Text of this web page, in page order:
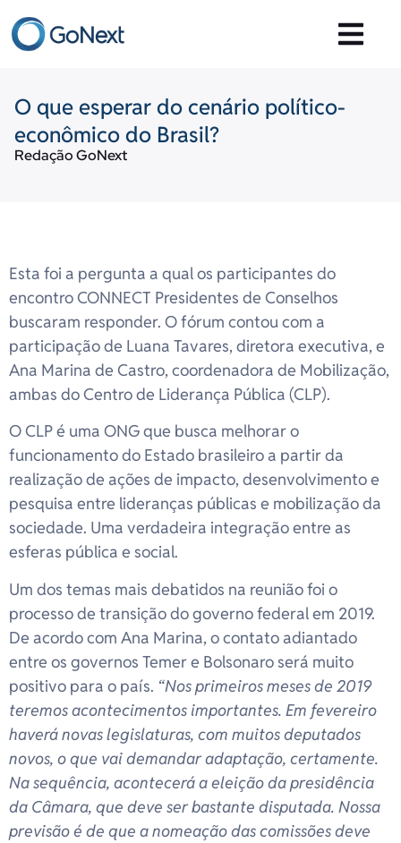
O que esperar do cenário político-
econômico do Brasil?
Redação GoNext
Esta foi a pergunta a qual os participantes do
encontro CONNECT Presidentes de Conselhos
buscaram responder. O fórum contou com a
participação de Luana Tavares, diretora executiva, e
Ana Marina de Castro, coordenadora de Mobilização,
ambas do Centro de Liderança Pública (CLP).
O CLP é uma ONG que busca melhorar o
funcionamento do Estado brasileiro a partir da
realização de ações de impacto, desenvolvimento e
pesquisa entre lideranças públicas e mobilização da
sociedade. Uma verdadeira integração entre as
esferas pública e social.
Um dos temas mais debatidos na reunião foi o
processo de transição do governo federal em 2019.
De acordo com Ana Marina, o contato adiantado
entre os governos Temer e Bolsonaro será muito
positivo para o país. “Nos primeiros meses de 2019
teremos acontecimentos importantes. Em fevereiro
haverá novas legislaturas, com muitos deputados
novos, o que vai demandar adaptação, certamente.
Na sequência, acontecerá a eleição da presidência
da Câmara, que deve ser bastante disputada. Nossa
previsão é de que a nomeação das comissões deve